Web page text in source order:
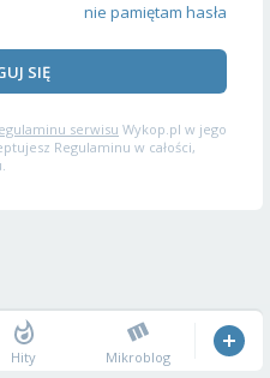
nie pamiętam hasła
SIĘ
serwisu Wykop.pl w jego
Regulaminu w całości,
Hity Mikroblog